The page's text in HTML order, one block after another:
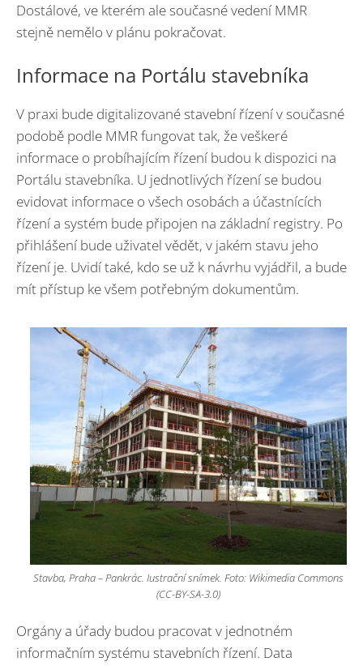
Dostálové, ve kterém ale současné vedení MMR
stejně nemělo v plánu pokračovat.
Informace na Portálu stavebníka
V praxi bude digitalizované stavební řízení v současné
podobě podle MMR fungovat tak, že veškeré
informace o probíhajícím řízení budou k dispozici na
Portálu stavebníka. U jednotlivých řízení se budou
evidovat informace o všech osobách a účastnících
řízení a systém bude připojen na základní registry. Po
přihlášení bude uživatel vědět, v jakém stavu jeho
řízení je. Uvidí také, kdo se už k návrhu vyjádřil, a bude
mít přístup ke všem potřebným dokumentům.
Stavba, Praha – Pankrác. Iustrační snímek. Foto: Wikimedia Commons
(CC-BY-SA-3.0)
Orgány a úřady budou pracovat v jednotném
informačním systému stavebních řízení. Data